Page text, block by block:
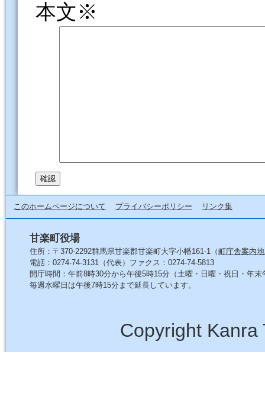
本文※
このホームページについて プライバシーポリシー リンク集
甘楽町役場
住所：〒370-2292群馬県甘楽郡甘楽町大字小幡161-1（町庁舎案内
電話：0274-74-3131（代表）ファクス：0274-74-5813
開庁時間：午前8時30分から午後5時15分（土曜・日曜・祝日・年末
毎週水曜日は午後7時15分まで延長しています。
Copyright Kanra